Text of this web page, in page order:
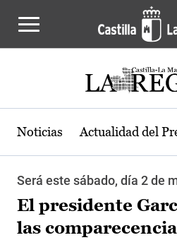
Noticias Actualidad del
Será este sábado, día 2 de
El presidente
las